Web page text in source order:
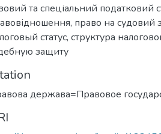
та спеціальний податковий
, право на судовий
статус, структура
защиту
держава=Правовое